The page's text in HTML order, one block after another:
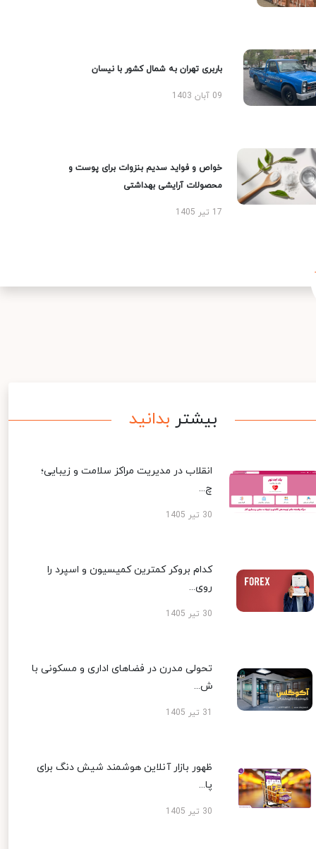
باربری تهران به شمال کشور با نیسان
09 آبان 1403
خواص و فواید سدیم بنزوات برای پوست و
محصولات آرایشی بهداشتی
17 تیر 1405
بیشتر بدانید
انقلاب در مدیریت مراکز سلامت و زیبایی؛
چ...
30 تیر 1405
کدام بروکر کمترین کمیسیون و اسپرد را
روی...
30 تیر 1405
تحولی مدرن در فضاهای اداری و مسکونی با
ش...
ظهور بازار آنلاین هوشمند شیش دنگ برای
پا...
30 تیر 1405